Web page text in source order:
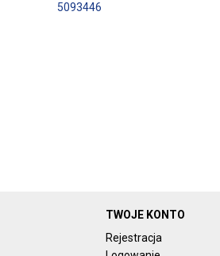
5093446
TWOJE KONTO
Rejestracja